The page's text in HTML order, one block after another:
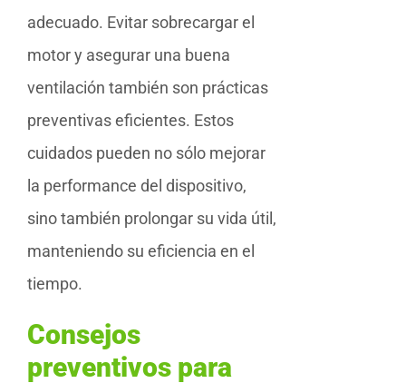
adecuado. Evitar sobrecargar el
motor y asegurar una buena
ventilación también son prácticas
preventivas eficientes. Estos
cuidados pueden no sólo mejorar
la performance del dispositivo,
sino también prolongar su vida útil,
manteniendo su eficiencia en el
tiempo.
Consejos
preventivos para